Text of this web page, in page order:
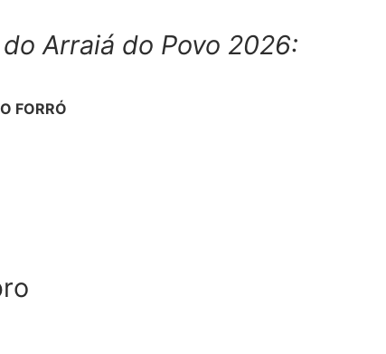
Arraiá do Povo 2026:
FORRÓ